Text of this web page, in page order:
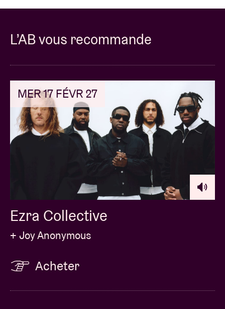
L’AB vous recommande
MER 17 FÉVR 27
Ezra Collective
+ Joy Anonymous
Acheter